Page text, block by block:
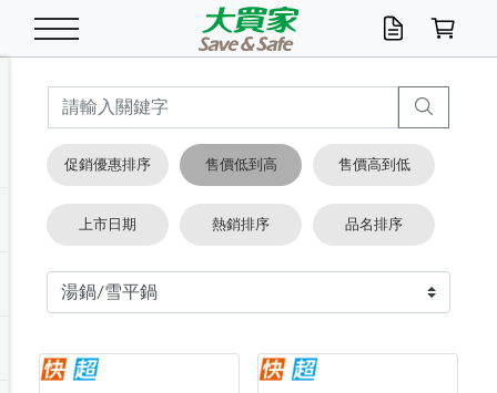
米/五穀/濃湯 米/糙米
五穀/南北貨
湯類/湯塊
油/調味料
食用油
醬油.油膏.蠔油
泡麵 / 麵條
包麵
碗麵/義大利麵
麵條/快煮麵/米粉
魚罐
醬菜/玉米罐
休閒零嘴 初一十五拜拜懶
零嘴
堅果/海苔
美味餅乾
餅乾
糕餅/點心
糖果/巧克力
糖果/蜜餞/果凍
巧克力
茶飲料
果汁咖啡
碳酸/礦泉水
養生保健/常備品 雞精/飲品
機能保健
奶粉/穀麥片
奶粉
麥片/玉米片
沖調穀粉/隨手包
特色茶品
綠茶
紅茶
奶茶/花草茶
即溶咖啡
咖啡豆/粉/濾掛
可可/糖/奶精
沐浴乳香皂 沐浴乳
香皂/洗手乳
美髮造型
洗髮/護髮
造型髮品
口腔清潔
牙 刷
牙膏/漱口水
潔顏產品
卸妝/粉刺調理
臉部保養
面/眼膜
鍋具/飲水/廚房 鍋具/餐具
保鮮/微波
掃除用具/照明/五金
掃除/清潔用具
洗衣/曬衣用具
電池/延長線
傢飾/收納/衛浴
寢具/家具
收納用品
衛浴/毛巾
寵物食品
寵物清潔/百貨
衛生紙/濕巾 抽取衛生紙/濕巾
廚房紙巾/平版/
箱購免運區
衣物清潔
洗衣精
洗衣粉/皂
漂白水/柔軟精
居家清潔
廚房/餐具清潔
浴廁/水管清潔
居家清潔/除濕芳
衛生棉
箱購免運區
嬰兒尿布
成人紙尿褲
廚房家電 料理鍋具
烤箱/微波/電磁爐
快煮壺/烘碗機
季節家電
除濕/清淨機
風扇/防蚊家電
生活家電
除塵家電
美容家電
電腦周邊
數位週邊
手機/平板周邊
文具/辦公用品 文具用品
辦公文具/收納
玩具/擺設小物
汽機車百貨
機車/腳踏車百貨
汽車百貨
休閒/運動
戶外/休閒用品
健身/按摩/瑜珈
測量/護具/其他
服飾內著
配件
男/女/機能包
冷凍免運 生鮮食品
調理食品
箱購免運
食品免運
清潔用品免運
居家/汽百用品
主題專區
季節活動
店長推薦
這夏不怕熱
促銷優惠排序 售價低到高 售價高到低
上市日期 熱銷排序 品名排序